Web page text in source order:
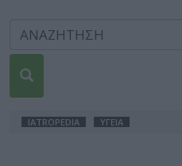
IATROPEDIA ΥΓΕΙΑ